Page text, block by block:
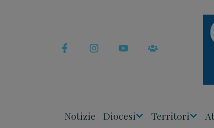
Notizie Diocesi Territori